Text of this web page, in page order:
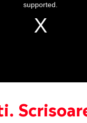
supported.